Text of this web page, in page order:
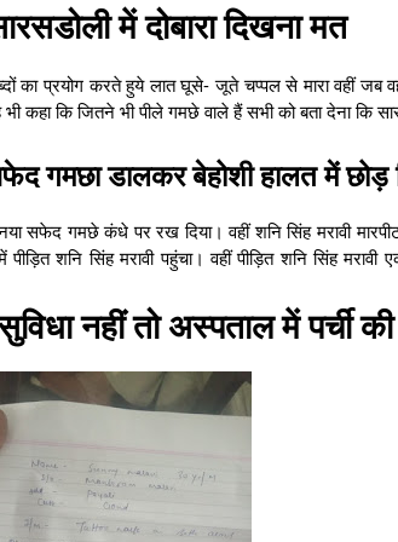
में दोबारा दिखना मत
का प्रयोग करते हुये लात घूसे- जूते चप्पल से मारा वहीं जब
कहा कि जितने भी पीले गमछे वाले हैं सभी को बता देना कि
गमछा डालकर बेहोशी हालत में छोड़
सफेद गमछे कंधे पर रख दिया। वहीं शनि सिंह मरावी
शनि सिंह मरावी पहुंचा। वहीं पीड़ित शनि सिंह मरावी
नहीं तो अस्पताल में पर्ची